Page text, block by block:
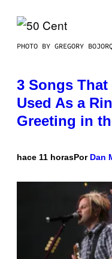
PHOTO BY GREGORY
3 Songs
Used As a
Greeting in
hace 11 horasPor Dan